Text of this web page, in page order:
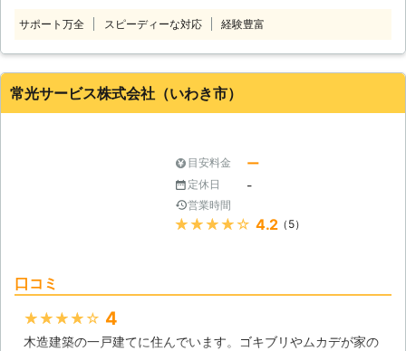
客様に対応させていただきます。 豊
ピーディーにお伺いします。 費用面
に関して、ご不安のお客様にも安心し
常にお客様目線での作業を心がけてお
りますので、適当な作業は一切いたし
ません。安心してお任せください。
サポート万全 スピーディーな対応 経験豊富
常光サービス株式会社（いわき市）
目安料金 ー
定休日 -
営業時間
★★★★★ 4.2 （5）
口コミ
★★★★★ 4
木造建築の一戸建てに住んでいます。ゴキブリやムカデが家の